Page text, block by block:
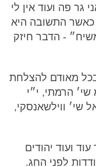
פה ועוד אין לי
התשובה היא
- הדבר חיזק
מאודם להצלחת
הרמתי, י״י
שי׳ ווילשאנסקי,
ועוד יהודים
לפני החג.